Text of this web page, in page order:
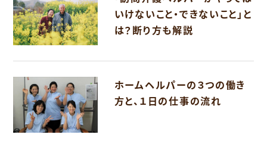
いけないこと・できないこと」と
は？断り方も解説
ホームヘルパーの３つの働き
方と、１日の仕事の流れ